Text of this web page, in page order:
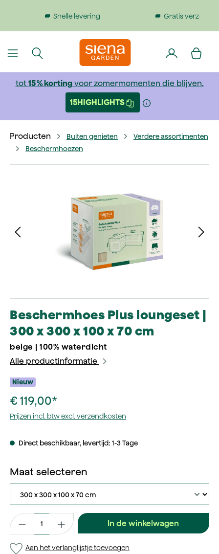
Gratis verzending bij bestellingen boven €199
tot 15 % kortingvoor zomermomenten die blijven.
15HIGHLIGHTS
Producten Buiten genieten
Verdere assortimenten
Beschermhoezen
Beschermhoes Plus loungeset |
300 x 300 x 100 x 70 cm
beige | 100% waterdicht
Alle productinformatie
Nieuw
€ 119,00*
Prijzen incl. btw excl. verzendkosten
Direct beschikbaar, levertijd: 1-3 Tage
Maat selecteren
Productaantal: Voer de gewenste waarde in of gebruik de
In de winkelwagen
Aan het verlanglijstje toevoegen